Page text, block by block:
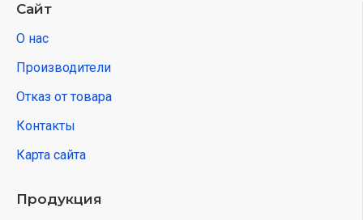
Сайт
О нас
Производители
Отказ от товара
Контакты
Карта сайта
Продукция